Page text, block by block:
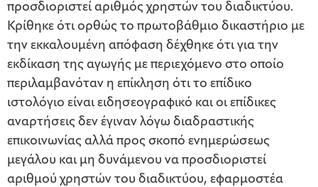
προσδιοριστεί αριθμός χρηστών του διαδικτύου.
Κρίθηκε ότι ορθώς το πρωτοβάθμιο δικαστήριο με
την εκκαλουμένη απόφαση δέχθηκε ότι για την
εκδίκαση της αγωγής με περιεχόμενο στο οποίο
περιλαμβανόταν η επίκληση ότι το επίδικο
ιστολόγιο είναι ειδησεογραφικό και οι επίδικες
αναρτήσεις δεν έγιναν λόγω διαδραστικής
επικοινωνίας αλλά προς σκοπό ενημερώσεως
μεγάλου και μη δυνάμενου να προσδιοριστεί
αριθμού χρηστών του διαδικτύου, εφαρμοστέα